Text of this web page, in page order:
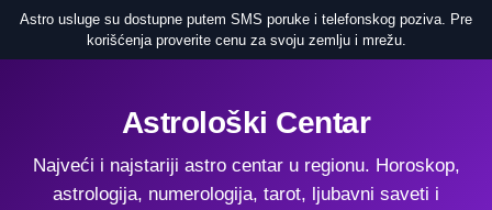
Astro usluge su dostupne putem SMS poruke i telefonskog poziva. Pre
korišćenja proverite cenu za svoju zemlju i mrežu.
Astrološki Centar
Najveći i najstariji astro centar u regionu. Horoskop,
astrologija, numerologija, tarot, ljubavni saveti i